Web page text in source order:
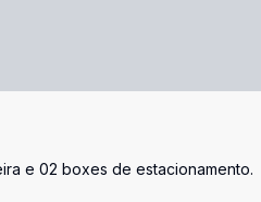
e 02 boxes de estacionamento.